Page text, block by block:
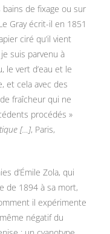
de fixage ou sur
Gray écrit-il en 1851
ciré qu’il vient
suis parvenu à
le vert d’eau et le
et cela avec des
fraîcheur qui ne
procédés »
[…], Paris,
d’Émile Zola, qui
de 1894 à sa mort,
il expérimente
négatif du